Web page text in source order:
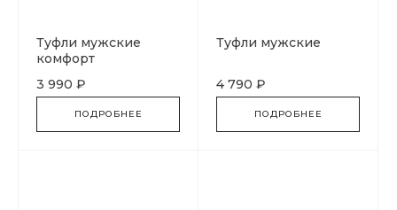
Туфли мужские
комфорт
3 990 ₽
ПОДРОБНЕЕ
Туфли мужские
4 790 ₽
ПОДРОБНЕЕ